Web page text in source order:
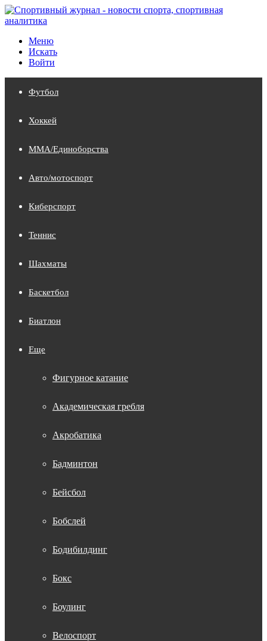
Меню
Искать
Войти
Футбол
Хоккей
MMA/Единоборства
Авто/мотоспорт
Киберспорт
Теннис
Шахматы
Баскетбол
Биатлон
Еще
Фигурное катание
Академическая гребля
Акробатика
Бадминтон
Бейсбол
Бобслей
Бодибилдинг
Бокс
Боулинг
Велоспорт